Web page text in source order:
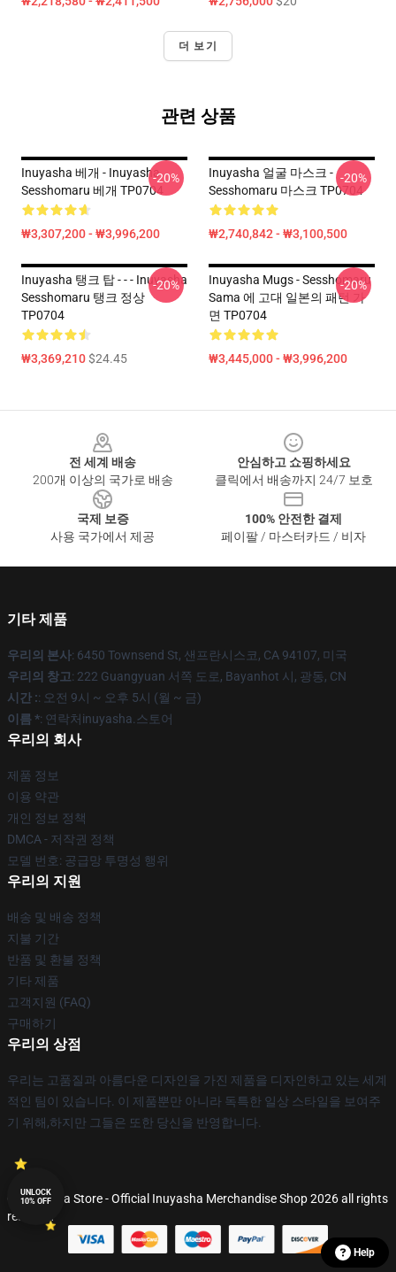
더 보기
관련 상품
Inuyasha 베개 - Inuyasha
Sesshomaru 베개 TP0704
₩3,307,200 - ₩3,996,200
-20%
Inuyasha 얼굴 마스크 -
Sesshomaru 마스크 TP0704
₩2,740,842 - ₩3,100,500
-20%
Inuyasha 탱크 탑 - - - Inuyasha
Sesshomaru 탱크 정상
TP0704
₩3,369,210$24.45
-20%
Inuyasha Mugs - Sesshomaru
Sama 에 고대 일본의 패턴 가
면 TP0704
₩3,445,000 - ₩3,996,200
-20%
전 세계 배송
200개 이상의 국가로 배송
안심하고 쇼핑하세요
클릭에서 배송까지 24/7 보호
국제 보증
사용 국가에서 제공
100% 안전한 결제
페이팔 / 마스터카드 / 비자
기타 제품
우리의 본사: 6450 Townsend St, 샌프란시스코, CA 94107, 미국
우리의 창고: 222 Guangyuan 서쪽 도로, Bayanhot 시, 광동, CN
시간 :: 오전 9시 ~ 오후 5시 (월 ~ 금)
이름 *: 연락처inuyasha.스토어
우리의 회사
제품 정보
이용 약관
개인 정보 정책
DMCA - 저작권 정책
모델 번호: 공급망 투명성 행위
우리의 지원
배송 및 배송 정책
지불 기간
반품 및 환불 정책
기타 제품
고객지원 (FAQ)
구매하기
우리의 상점
우리는 고품질과 아름다운 디자인을 가진 제품을 디자인하고 있는 세계
적인 팀이 있습니다. 이 제품뿐만 아니라 독특한 일상 스타일을 보여주
기 위해,하지만 그들은 또한 당신을 반영합니다.
© Inuyasha Store - Official Inuyasha Merchandise Shop 2026 all rights
reserved
UNLOCK
10% OFF
Help